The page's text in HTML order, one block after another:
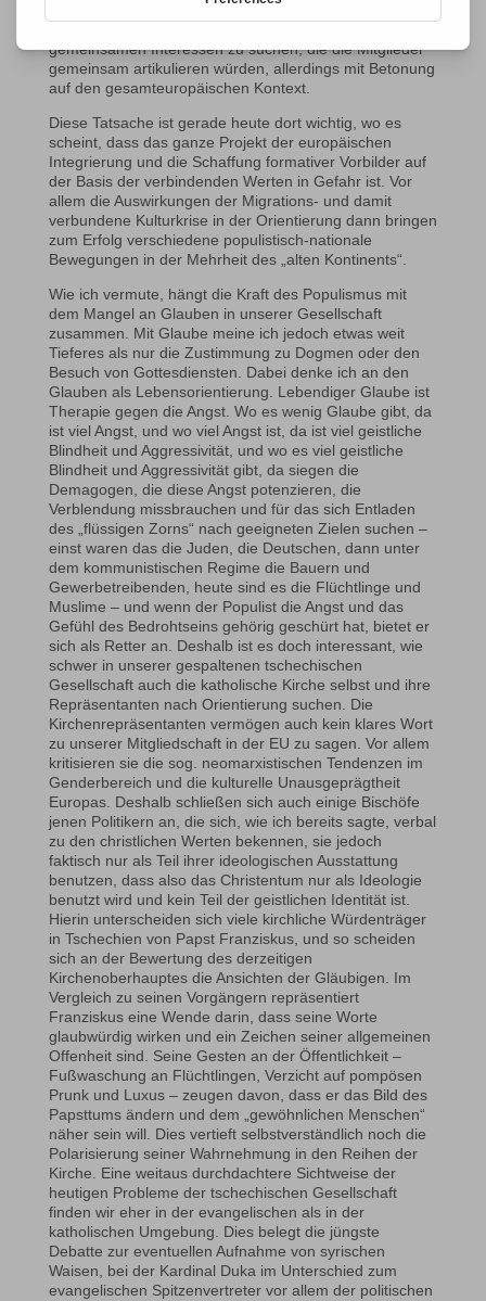
gemeinsamen Interessen zu suchen, die die Mitglieder
gemeinsam artikulieren würden, allerdings mit Betonung
auf den gesamteuropäischen Kontext.
Diese Tatsache ist gerade heute dort wichtig, wo es
scheint, dass das ganze Projekt der europäischen
Integrierung und die Schaffung formativer Vorbilder auf
der Basis der verbindenden Werten in Gefahr ist. Vor
allem die Auswirkungen der Migrations- und damit
verbundene Kulturkrise in der Orientierung dann bringen
zum Erfolg verschiedene populistisch-nationale
Bewegungen in der Mehrheit des „alten Kontinents“.
Wie ich vermute, hängt die Kraft des Populismus mit
dem Mangel an Glauben in unserer Gesellschaft
zusammen. Mit Glaube meine ich jedoch etwas weit
Tieferes als nur die Zustimmung zu Dogmen oder den
Besuch von Gottesdiensten. Dabei denke ich an den
Glauben als Lebensorientierung. Lebendiger Glaube ist
Therapie gegen die Angst. Wo es wenig Glaube gibt, da
ist viel Angst, und wo viel Angst ist, da ist viel geistliche
Blindheit und Aggressivität, und wo es viel geistliche
Blindheit und Aggressivität gibt, da siegen die
Demagogen, die diese Angst potenzieren, die
Verblendung missbrauchen und für das sich Entladen
des „flüssigen Zorns“ nach geeigneten Zielen suchen –
einst waren das die Juden, die Deutschen, dann unter
dem kommunistischen Regime die Bauern und
Gewerbetreibenden, heute sind es die Flüchtlinge und
Muslime – und wenn der Populist die Angst und das
Gefühl des Bedrohtseins gehörig geschürt hat, bietet er
sich als Retter an. Deshalb ist es doch interessant, wie
schwer in unserer gespaltenen tschechischen
Gesellschaft auch die katholische Kirche selbst und ihre
Repräsentanten nach Orientierung suchen. Die
Kirchenrepräsentanten vermögen auch kein klares Wort
zu unserer Mitgliedschaft in der EU zu sagen. Vor allem
kritisieren sie die sog. neomarxistischen Tendenzen im
Genderbereich und die kulturelle Unausgeprägtheit
Europas. Deshalb schließen sich auch einige Bischöfe
jenen Politikern an, die sich, wie ich bereits sagte, verbal
zu den christlichen Werten bekennen, sie jedoch
faktisch nur als Teil ihrer ideologischen Ausstattung
benutzen, dass also das Christentum nur als Ideologie
benutzt wird und kein Teil der geistlichen Identität ist.
Hierin unterscheiden sich viele kirchliche Würdenträger
in Tschechien von Papst Franziskus, und so scheiden
sich an der Bewertung des derzeitigen
Kirchenoberhauptes die Ansichten der Gläubigen. Im
Vergleich zu seinen Vorgängern repräsentiert
Franziskus eine Wende darin, dass seine Worte
glaubwürdig wirken und ein Zeichen seiner allgemeinen
Offenheit sind. Seine Gesten an der Öffentlichkeit –
Fußwaschung an Flüchtlingen, Verzicht auf pompösen
Prunk und Luxus – zeugen davon, dass er das Bild des
Papsttums ändern und dem „gewöhnlichen Menschen“
näher sein will. Dies vertieft selbstverständlich noch die
Polarisierung seiner Wahrnehmung in den Reihen der
Kirche. Eine weitaus durchdachtere Sichtweise der
heutigen Probleme der tschechischen Gesellschaft
finden wir eher in der evangelischen als in der
katholischen Umgebung. Dies belegt die jüngste
Debatte zur eventuellen Aufnahme von syrischen
Waisen, bei der Kardinal Duka im Unterschied zum
evangelischen Spitzenvertreter vor allem der politischen